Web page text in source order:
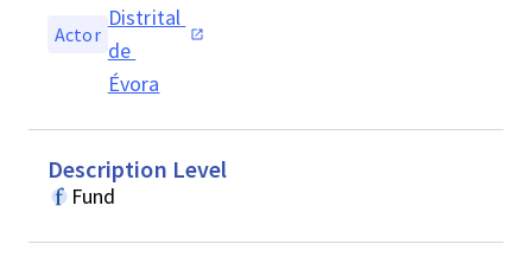
Actor
Distrital
de
Évora
Description Level
Fund